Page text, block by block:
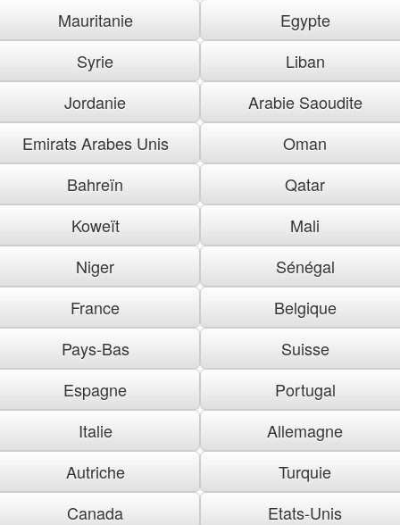
Mauritanie
Egypte
Syrie
Liban
Jordanie
Arabie Saoudite
Emirats Arabes Unis
Oman
Bahreïn
Qatar
Koweït
Mali
Niger
Sénégal
France
Belgique
Pays-Bas
Suisse
Espagne
Portugal
Italie
Allemagne
Autriche
Turquie
Canada
Etats-Unis